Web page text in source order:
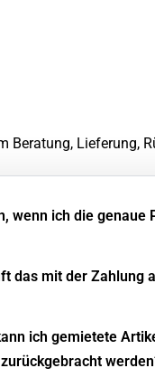
Beratung, Lieferung,
wenn ich die genaue
das mit der Zahlung
ich gemietete